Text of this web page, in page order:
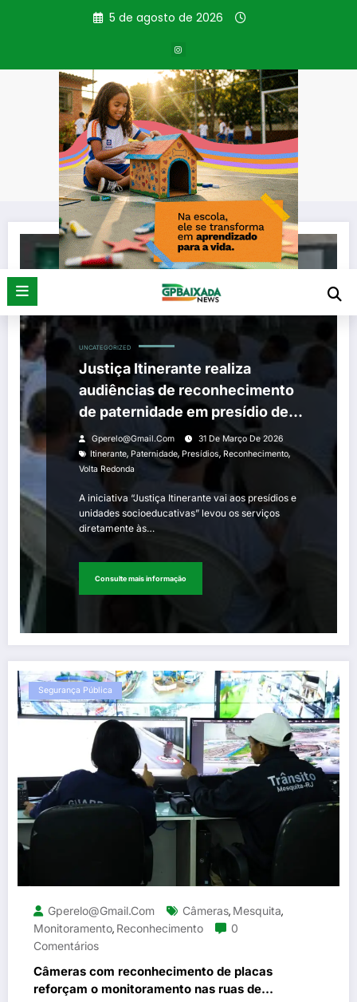
5 de agosto de 2026
Tag: reconhecimento
Página inicial reconhecimento
UNCATEGORIZED
Justiça Itinerante realiza
audiências de reconhecimento
de paternidade em presídio de
Volta Redonda
Gperelo@gmail.com
31 De Março De 2026
Itinerante, Paternidade, Presídios, Reconhecimento,
Volta Redonda
A iniciativa “Justiça Itinerante vai aos presídios e
unidades socioeducativas” levou os serviços
diretamente às…
Consulte mais informação
Segurança Pública
Gperelo@gmail.com Câmeras, Mesquita,
Monitoramento, Reconhecimento
0
Comentários
Câmeras com reconhecimento de placas
reforçam o monitoramento nas ruas de